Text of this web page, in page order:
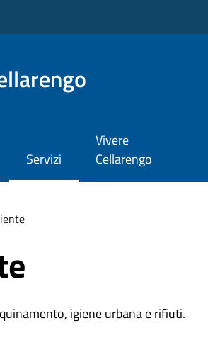
Servizi
Vivere
Cellarengo
igiene urbana e rifiuti.